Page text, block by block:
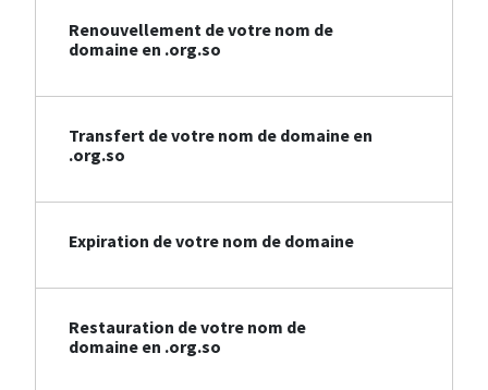
Renouvellement de votre nom de
domaine en .org.so
Transfert de votre nom de domaine en
.org.so
Expiration de votre nom de domaine
Restauration de votre nom de
domaine en .org.so